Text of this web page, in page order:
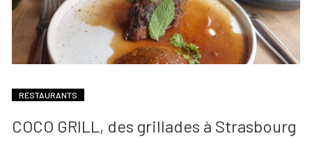
RESTAURANTS
COCO GRILL, des grillades à Strasbourg